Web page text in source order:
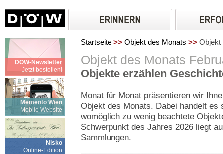
DÖW-Newsletter
Jetzt bestellen!
Memento Wien
Mobile Website
Nisko
Online-Edition
Startseite >> Objekt des Monats >> Objekt
Objekt des Monats
Objekte erzählen
Monat für Monat präsentieren wir
Objekt des Monats. Dabei handelt es
womöglich zu wenig beachtete
Schwerpunkt des Jahres 2026 liegt
Sammlungen.